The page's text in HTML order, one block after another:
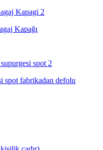
Kapağı
spot fabrikadan defolu